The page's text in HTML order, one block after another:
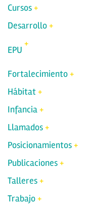
Cursos
Desarrollo
EPU
Fortalecimiento
Hábitat
Infancia
Llamados
Posicionamientos
Publicaciones
Talleres
Trabajo